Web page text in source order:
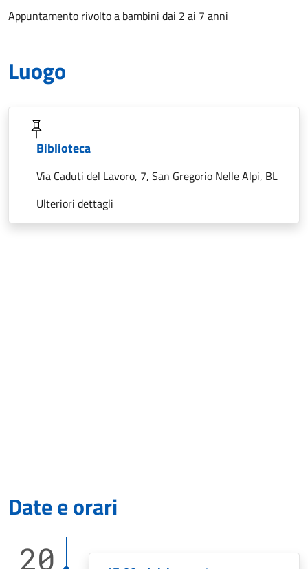
Appuntamento rivolto a bambini dai 2 ai 7 anni
Luogo
Biblioteca
Via Caduti del Lavoro, 7, San Gregorio Nelle Alpi, BL
Ulteriori dettagli
Date e orari
20